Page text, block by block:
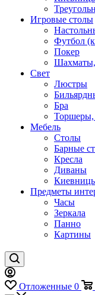
Игровые столы
Футбол
Покер
Свет
Люстры
Бра
Торшеры,
Мебель
Столы
Барные
Кресла
Диваны
Предметы
Часы
Зеркала
Панно
Картины
Отложенные 0